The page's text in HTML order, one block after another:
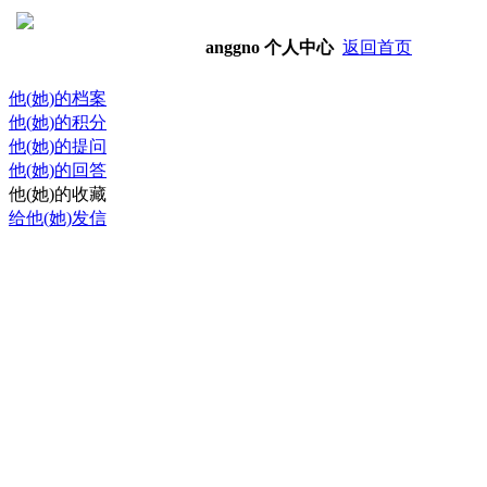
anggno 个人中心 返回首页
他(她)的档案
他(她)的积分
他(她)的提问
他(她)的回答
他(她)的收藏
给他(她)发信